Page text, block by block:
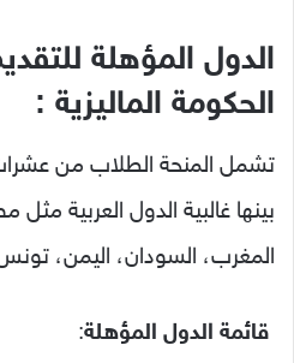
الدول المؤهلة
الحكومة الماليزية :
تشمل المنحة الطلاب من
بينها غالبية الدول العربية مثل
المغرب، السودان، اليمن،
قائمة الدول المؤهلة: